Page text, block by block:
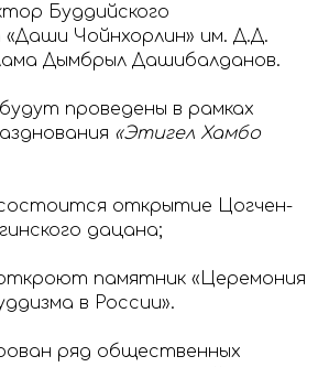
Буддийского
Чойнхорлин» им. Д.Д.
Дымбрыл Дашибалданов.
проведены в рамках
«Этигел Хамбо
открытие Цогчен-
дацана;
памятник «Церемония
в России».
ряд общественных